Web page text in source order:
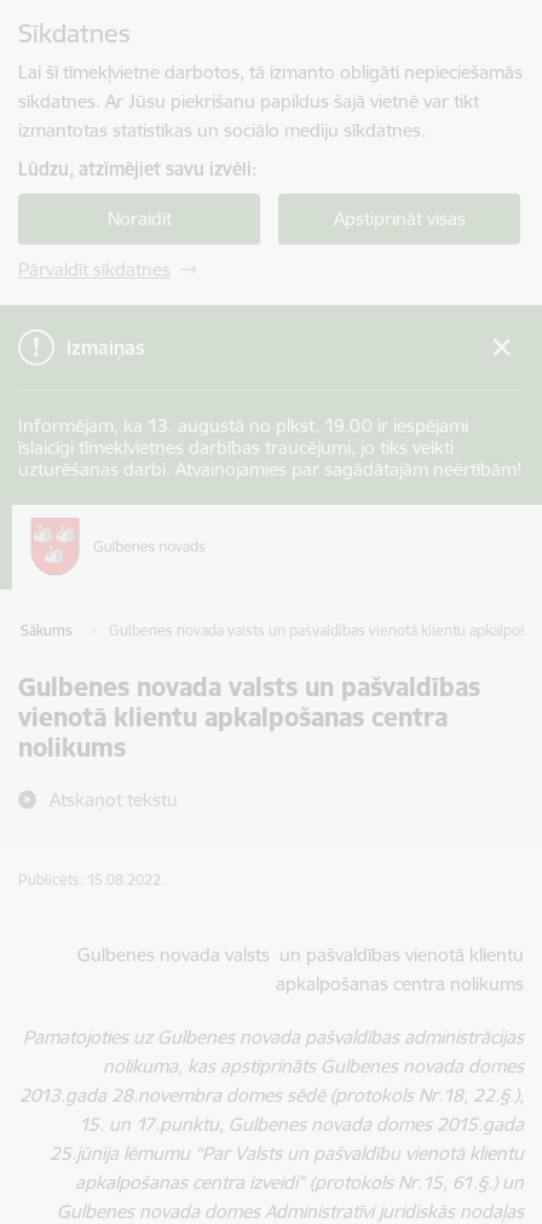
Sīkdatnes
Lai šī tīmekļvietne darbotos, tā izmanto obligāti nepieciešamās
sīkdatnes. Ar Jūsu piekrišanu papildus šajā vietnē var tikt
izmantotas statistikas un sociālo mediju sīkdatnes.
Lūdzu, atzīmējiet savu izvēli:
Noraidīt Apstiprināt visas
Pārvaldīt sīkdatnes
Izmaiņas
Informējam, ka 13. augustā no plkst. 19.00 ir iespējami
īslaicīgi tīmekļvietnes darbības traucējumi, jo tiks veikti
uzturēšanas darbi. Atvainojamies par sagādātajām neērtībām!
Sākums Gulbenes novada valsts un pašvaldības vienotā klientu
Gulbenes novada valsts un pašvaldības
vienotā klientu apkalpošanas centra
nolikums
Atskaņot tekstu
Publicēts: 15.08.2022.
Gulbenes novada valsts un pašvaldības vienotā klientu
apkalpošanas centra nolikums
Pamatojoties uz Gulbenes novada pašvaldības administrācijas
nolikuma, kas apstiprināts Gulbenes novada domes
2013.gada 28.novembra domes sēdē (protokols Nr.18, 22.§.),
15. un 17.punktu, Gulbenes novada domes 2015.gada
25.jūnija lēmumu “Par Valsts un pašvaldību vienotā klientu
apkalpošanas centra izveidi” (protokols Nr.15, 61.§.) un
Gulbenes novada domes Administratīvi juridiskās nodaļas